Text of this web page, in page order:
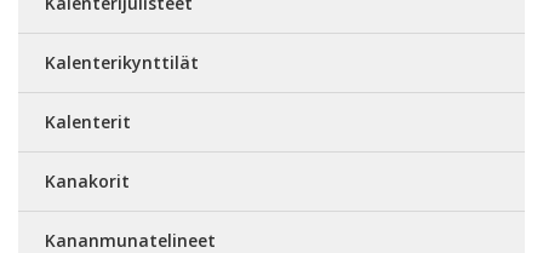
Kalenterikynttilät
Kalenterit
Kanakorit
Kananmunatelineet